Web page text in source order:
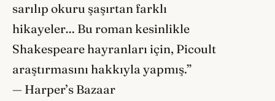
sarılıp okuru şaşırtan farklı
hikayeler… Bu roman kesinlikle
Shakespeare hayranları için, Picoult
araştırmasını hakkıyla yapmış.”
— Harper’s Bazaar